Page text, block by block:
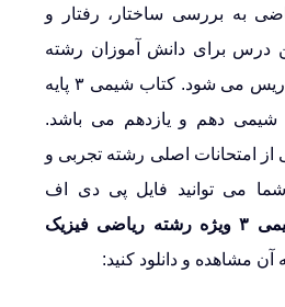
ریاضی به بررسی ساختار، رفتار و
درس برای دانش آموزان رشته
ریاضی فیزیک و تجربی تدریس می شود. کتاب شیمی ۳ پایه
شیمی دهم و یازدهم می باشد.
نهایی شیمی ۳ یکی از امتحانات اصلی رشته تجربی و
می توانید فایل پی دی اف
سوالات امتحان نهایی شیمی ۳ ویژه رشته ریاضی فیزیک
آن مشاهده و دانلود کنید: